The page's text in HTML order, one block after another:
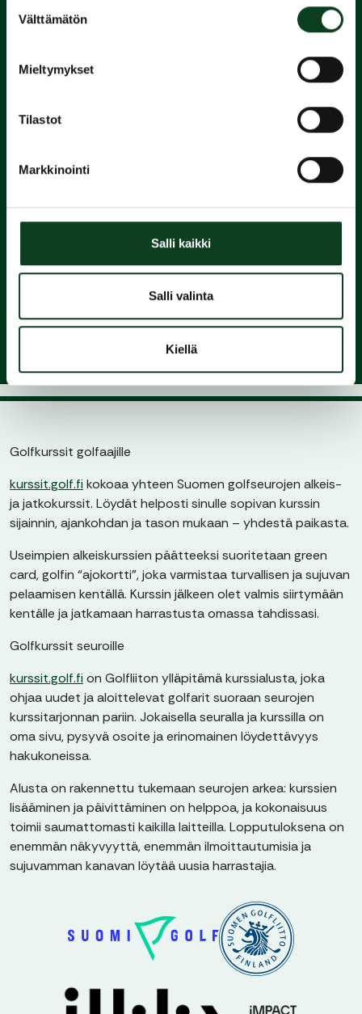
valinta
Välttämätön
Mieltymykset
Tilastot
Markkinointi
Salli kaikki
Salli valinta
Kiellä
Varaa
Green Card
3.
Liity
seuraan ja nauti pelaamisesta
Golfkurssit golfaajille
kurssit.golf.fi kokoaa yhteen Suomen golfseurojen alkeis-
ja jatkokurssit. Löydät helposti sinulle sopivan kurssin
sijainnin, ajankohdan ja tason mukaan – yhdestä paikasta.
Useimpien alkeiskurssien päätteeksi suoritetaan green
card, golfin “ajokortti”, joka varmistaa turvallisen ja sujuvan
pelaamisen kentällä. Kurssin jälkeen olet valmis siirtymään
kentälle ja jatkamaan harrastusta omassa tahdissasi.
Golfkurssit seuroille
kurssit.golf.fi on Golfliiton ylläpitämä kurssialusta, joka
ohjaa uudet ja aloittelevat golfarit suoraan seurojen
kurssitarjonnan pariin. Jokaisella seuralla ja kurssilla on
oma sivu, pysyvä osoite ja erinomainen löydettävyys
hakukoneissa.
Alusta on rakennettu tukemaan seurojen arkea: kurssien
lisääminen ja päivittäminen on helppoa, ja kokonaisuus
toimii saumattomasti kaikilla laitteilla. Lopputuloksena on
enemmän näkyvyyttä, enemmän ilmoittautumisia ja
sujuvamman kanavan löytää uusia harrastajia.